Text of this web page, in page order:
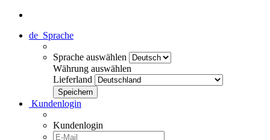
de Sprache
Sprache auswählen
Währung auswählen
Lieferland
Kundenlogin
Kundenlogin